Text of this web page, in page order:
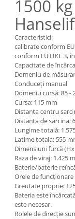
Pozitionere de
Instalatii de rotire
Platforme foarfeca
Tip SB - cu bază
Nacela stivuitor
Translator stivuitor
Prelungitor lame
attachments
Atasamente
Cleste ridicare butoi
Dispozitive ridicare
1500
Caracteristici:
calibrate conform
conform EU HKL 3,
Capacitate de
Domeniu de
Conduceți manual
Domeniu cursă: 85 -
Cursa: 115 mm
Distanta centru
Distanta de sarcina:
Lungime totală:
Latime totala: 555
Dimensiuni furcă
Raza de viraj: 1.425
Baterie/baterie
Orele de funcționare
Greutate proprie:
Bateria este
este necesar.
Rolele de direcție